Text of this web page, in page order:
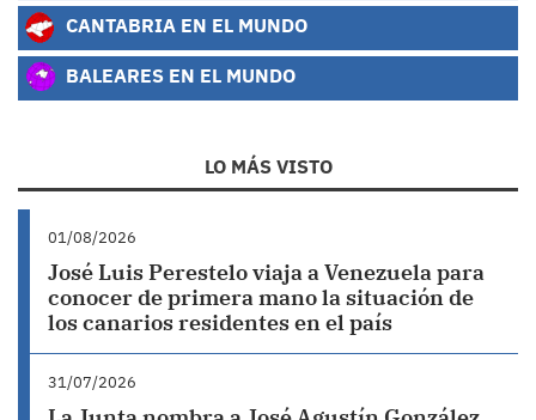
CANTABRIA EN EL MUNDO
BALEARES EN EL MUNDO
LO MÁS VISTO
01/08/2026
José Luis Perestelo viaja a Venezuela para
conocer de primera mano la situación de
los canarios residentes en el país
31/07/2026